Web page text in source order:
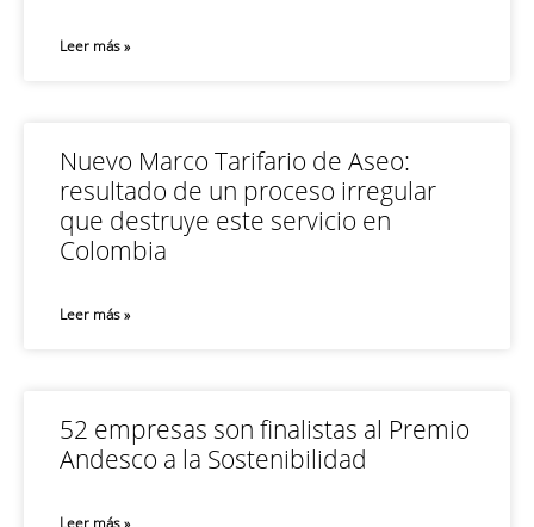
Leer más »
Nuevo Marco Tarifario de Aseo:
resultado de un proceso irregular
que destruye este servicio en
Colombia
Leer más »
52 empresas son finalistas al Premio
Andesco a la Sostenibilidad
Leer más »